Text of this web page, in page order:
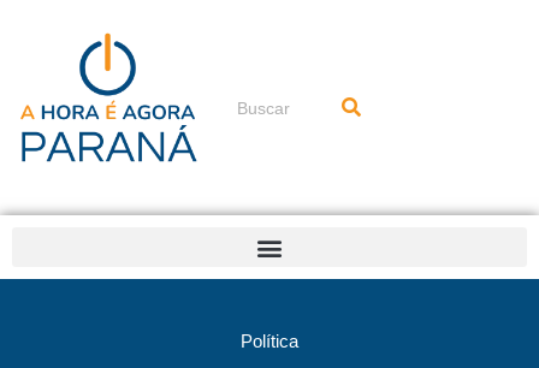
conteúdo
Pesquisar
Política